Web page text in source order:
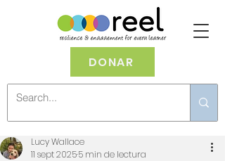
DONAR
Lucy Wallace
11 sept 20255 min de lectura